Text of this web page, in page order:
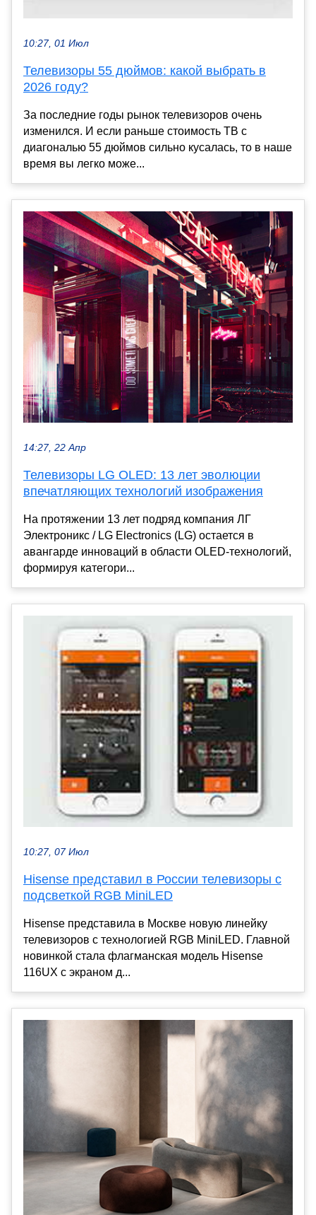
10:27, 01 Июл
Телевизоры 55 дюймов: какой выбрать в
2026 году?
За последние годы рынок телевизоров очень
изменился. И если раньше стоимость ТВ с
диагональю 55 дюймов сильно кусалась, то в наше
время вы легко може...
14:27, 22 Апр
Телевизоры LG OLED: 13 лет эволюции
впечатляющих технологий изображения
На протяжении 13 лет подряд компания ЛГ
Электроникс / LG Electronics (LG) остается в
авангарде инноваций в области OLED-технологий,
формируя категори...
10:27, 07 Июл
Hisense представил в России телевизоры с
подсветкой RGB MiniLED
Hisense представила в Москве новую линейку
телевизоров с технологией RGB MiniLED. Главной
новинкой стала флагманская модель Hisense
116UX с экраном д...